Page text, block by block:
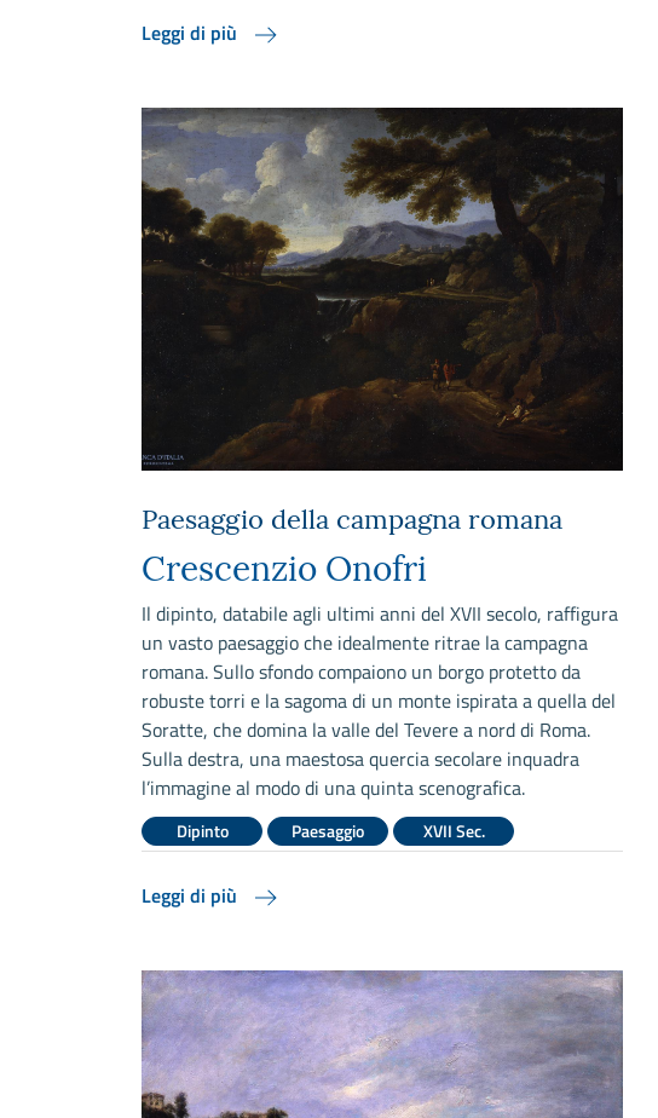
Leggi di più
Paesaggio della campagna romana
Crescenzio Onofri
Il dipinto, databile agli ultimi anni del XVII secolo, raffigura
un vasto paesaggio che idealmente ritrae la campagna
romana. Sullo sfondo compaiono un borgo protetto da
robuste torri e la sagoma di un monte ispirata a quella del
Soratte, che domina la valle del Tevere a nord di Roma.
Sulla destra, una maestosa quercia secolare inquadra
l’immagine al modo di una quinta scenografica.
Dipinto Paesaggio XVII Sec.
Leggi di più